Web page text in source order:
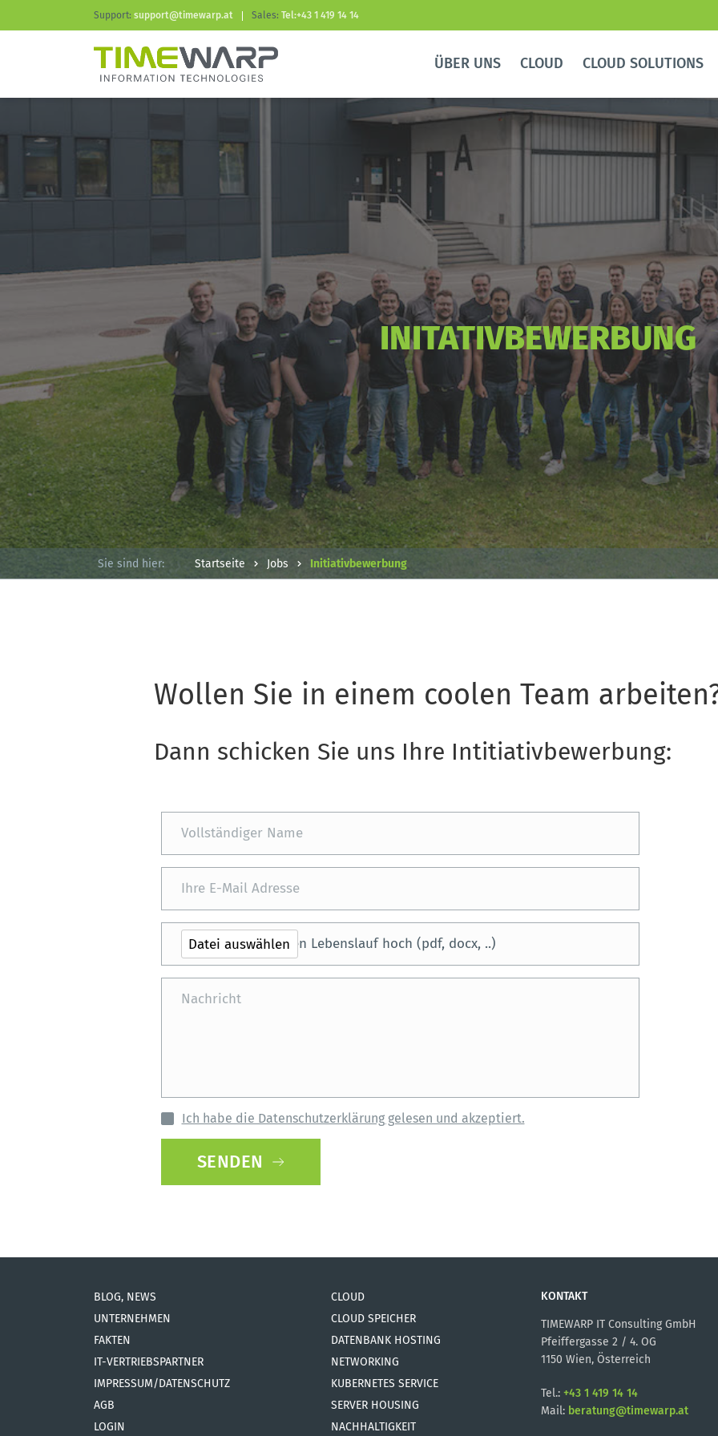
Support: support@timewarp.at Sales: Tel:+43 1 419 14 14
ÜBER UNS CLOUD CLOUD SOLUTIONS
INITATIVBEWERBUNG
Sie sind hier: Startseite Jobs Initiativbewerbung
Wollen Sie in einem coolen Team
Dann schicken Sie uns Ihre Intitiativbewerbung:
Bitte laden Sie Ihren Lebenslauf hoch (pdf, docx, ..)
Datei auswählen
Ich habe die Datenschutzerklärung gelesen und akzeptiert.
SENDEN
BLOG, NEWS
UNTERNEHMEN
FAKTEN
IT-VERTRIEBSPARTNER
IMPRESSUM/DATENSCHUTZ
AGB
LOGIN
CLOUD
CLOUD SPEICHER
DATENBANK HOSTING
NETWORKING
KUBERNETES SERVICE
SERVER HOUSING
NACHHALTIGKEIT
KONTAKT
TIMEWARP IT Consulting GmbH
Pfeiffergasse 2 / 4. OG
1150 Wien, Österreich
Tel.: +43 1 419 14 14
Mail: beratung@timewarp.at